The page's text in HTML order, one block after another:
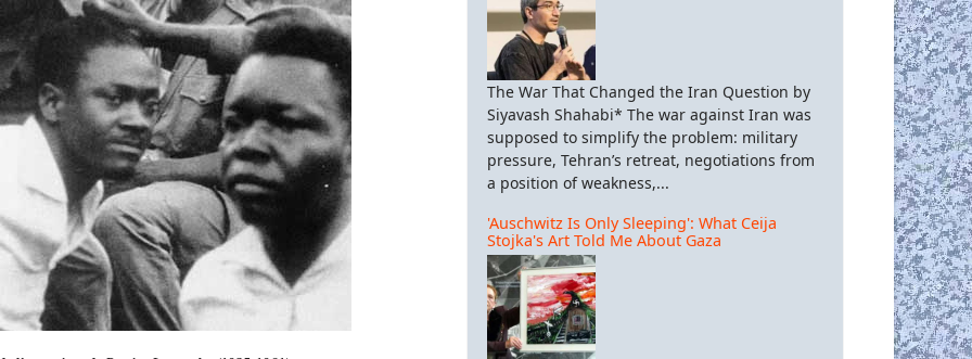
The War That Changed the Iran Question by
Siyavash Shahabi* The war against Iran was
supposed to simplify the problem: military
pressure, Tehran’s retreat, negotiations from
a position of weakness,...
'Auschwitz Is Only Sleeping': What Ceija
Stojka's Art Told Me About Gaza